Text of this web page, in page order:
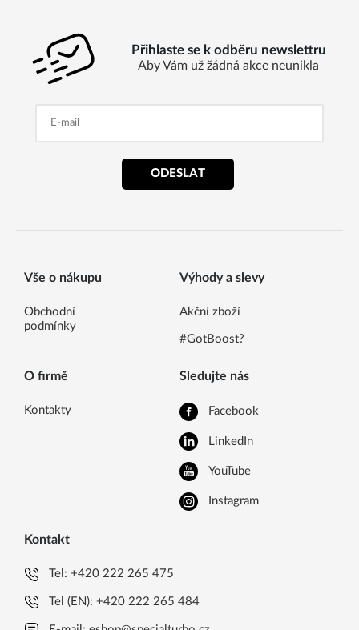
Přihlaste se k odběru newslettru
Aby Vám už žádná akce neunikla
ODESLAT
Vše o nákupu
Obchodní
podmínky
Výhody a slevy
Akční zboží
#GotBoost?
O firmě
Kontakty
Sledujte nás
Facebook
LinkedIn
YouTube
Instagram
Kontakt
Tel:+420 222 265 475
Tel (EN):+420 222 265 484